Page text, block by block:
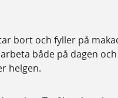
bort och fyller på
både på dagen
helgen.